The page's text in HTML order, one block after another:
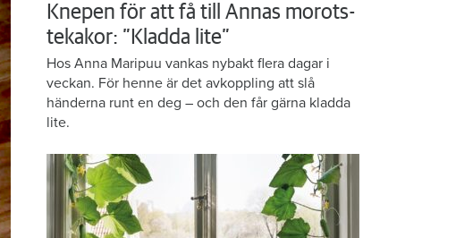
Knepen för att få till Annas morots-
tekakor: ”Kladda lite”
Hos Anna Maripuu vankas nybakt flera dagar i
veckan. För henne är det avkoppling att slå
händerna runt en deg – och den får gärna kladda
lite.